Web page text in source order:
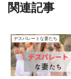
関連記事
デスパレートな妻たち